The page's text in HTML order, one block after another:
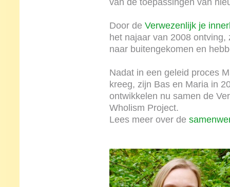
van de toepassingen van
Door de Verwezenlijk je
het najaar van 2008
naar buitengekomen en
Nadat in een geleid proces
kreeg, zijn Bas en Maria in
ontwikkelen nu samen de
Wholism Project.
Lees meer over de